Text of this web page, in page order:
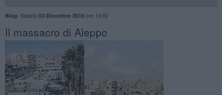
Blog Sabato 03 Dicembre 2016ore 14:52
Il massacro di Aleppo